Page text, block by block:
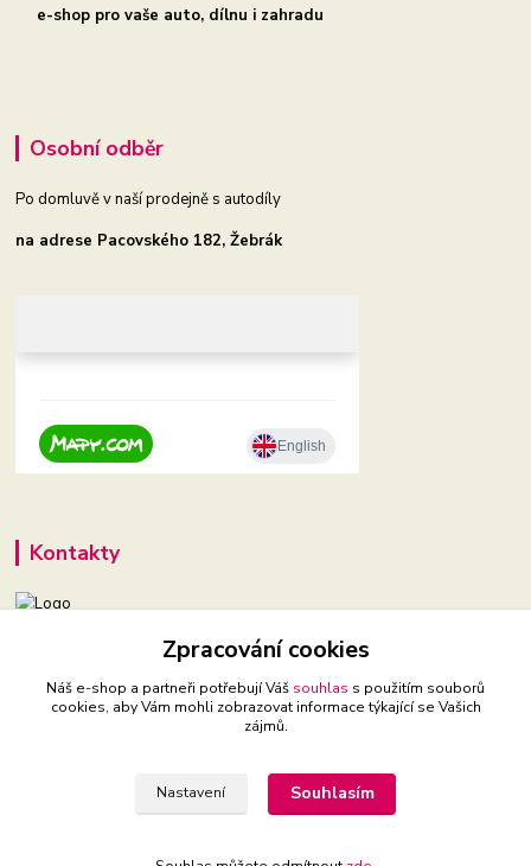
e-shop pro vaše auto, dílnu i zahradu
Osobní odběr
Po domluvě v naší prodejně s autodíly
na adrese Pacovského 182, Žebrák
Kontakty
+420 604 921 321
babyveci@babyveci.cz
Zpracování cookies
Náš e-shop a partneři potřebují Váš souhlas s použitím souborů
cookies, aby Vám mohli zobrazovat informace týkající se Vašich
zájmů.
Nastavení Souhlasím